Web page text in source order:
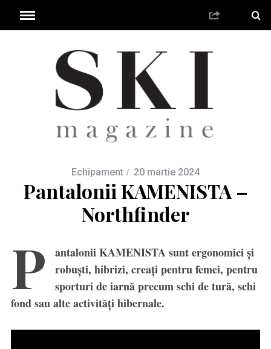
Echipament 20 martie 2024
Pantalonii KAMENISTA –
Northfinder
P
antalonii KAMENISTA sunt ergonomici și
robuști, hibrizi, creați pentru femei, pentru
sporturi de iarnă precum schi de tură, schi
fond sau alte activități hibernale.